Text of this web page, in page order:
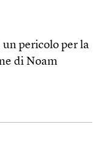
un pericolo per la
di Noam